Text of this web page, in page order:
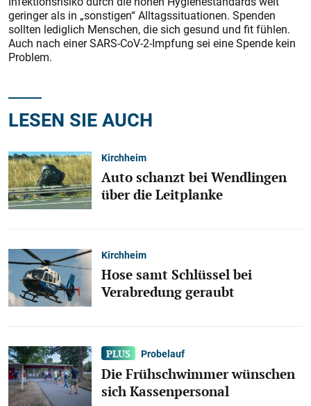
geringer als in „sonstigen“ Alltagssituationen. Spenden
sollten lediglich Menschen, die sich gesund und fit fühlen.
Auch nach einer SARS-CoV-2-Impfung sei eine Spende kein
Problem.
LESEN SIE AUCH
Kirchheim
Auto schanzt bei Wendlingen
über die Leitplanke
Kirchheim
Hose samt Schlüssel bei
Verabredung geraubt
Probelauf
Die Frühschwimmer wünschen
sich Kassenpersonal